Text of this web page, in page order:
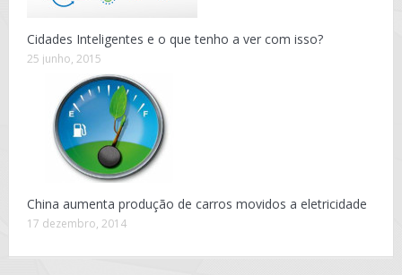
Cidades Inteligentes e o que tenho a ver com isso?
25 junho, 2015
China aumenta produção de carros movidos a eletricidade
17 dezembro, 2014